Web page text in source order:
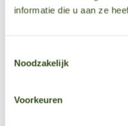
informatie die u aan ze
Noodzakelijk
Voorkeuren